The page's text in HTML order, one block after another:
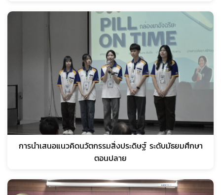
การนำเสนอแนวคิดนวัตกรรมสิ่งประดิษฐ์ ระดับมัธยมศึกษา
ตอนปลาย